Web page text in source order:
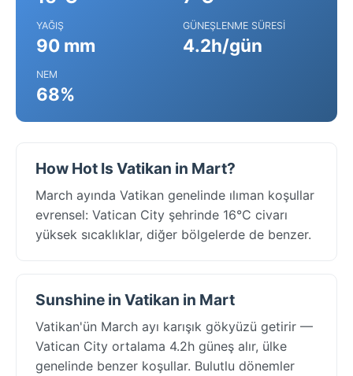
YAĞIŞ
90 mm
GÜNEŞLENME SÜRESI
4.2h/gün
NEM
68%
How Hot Is Vatikan in Mart?
March ayında Vatikan genelinde ılıman koşullar
evrensel: Vatican City şehrinde 16°C civarı
yüksek sıcaklıklar, diğer bölgelerde de benzer.
Sunshine in Vatikan in Mart
Vatikan'ün March ayı karışık gökyüzü getirir —
Vatican City ortalama 4.2h güneş alır, ülke
genelinde benzer koşullar. Bulutlu dönemler